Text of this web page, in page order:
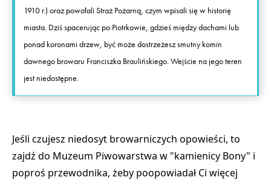
1910 r.) oraz powołali Straż Pożarną, czym wpisali się w historię
miasta. Dziś spacerując po Piotrkowie, gdzieś między dachami lub
ponad koronami drzew, być może dostrzeżesz smutny komin
dawnego browaru Franciszka Braulińskiego. Wejście na jego teren
jest niedostępne.
Jeśli czujesz niedosyt browarniczych opowieści, to
zajdź do Muzeum Piwowarstwa w "kamienicy Bony" i
poproś przewodnika, żeby poopowiadał Ci więcej